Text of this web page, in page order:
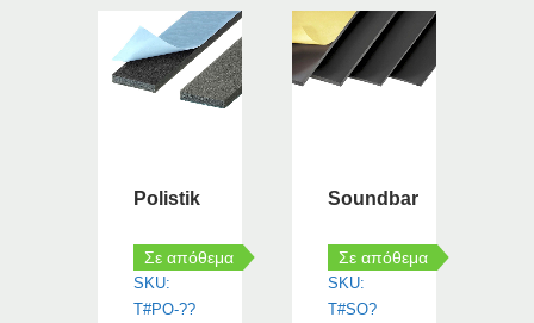
Polistik
Σε απόθεμα
SKU:
T#PO-??
Soundbar
Σε απόθεμα
SKU:
T#SO?